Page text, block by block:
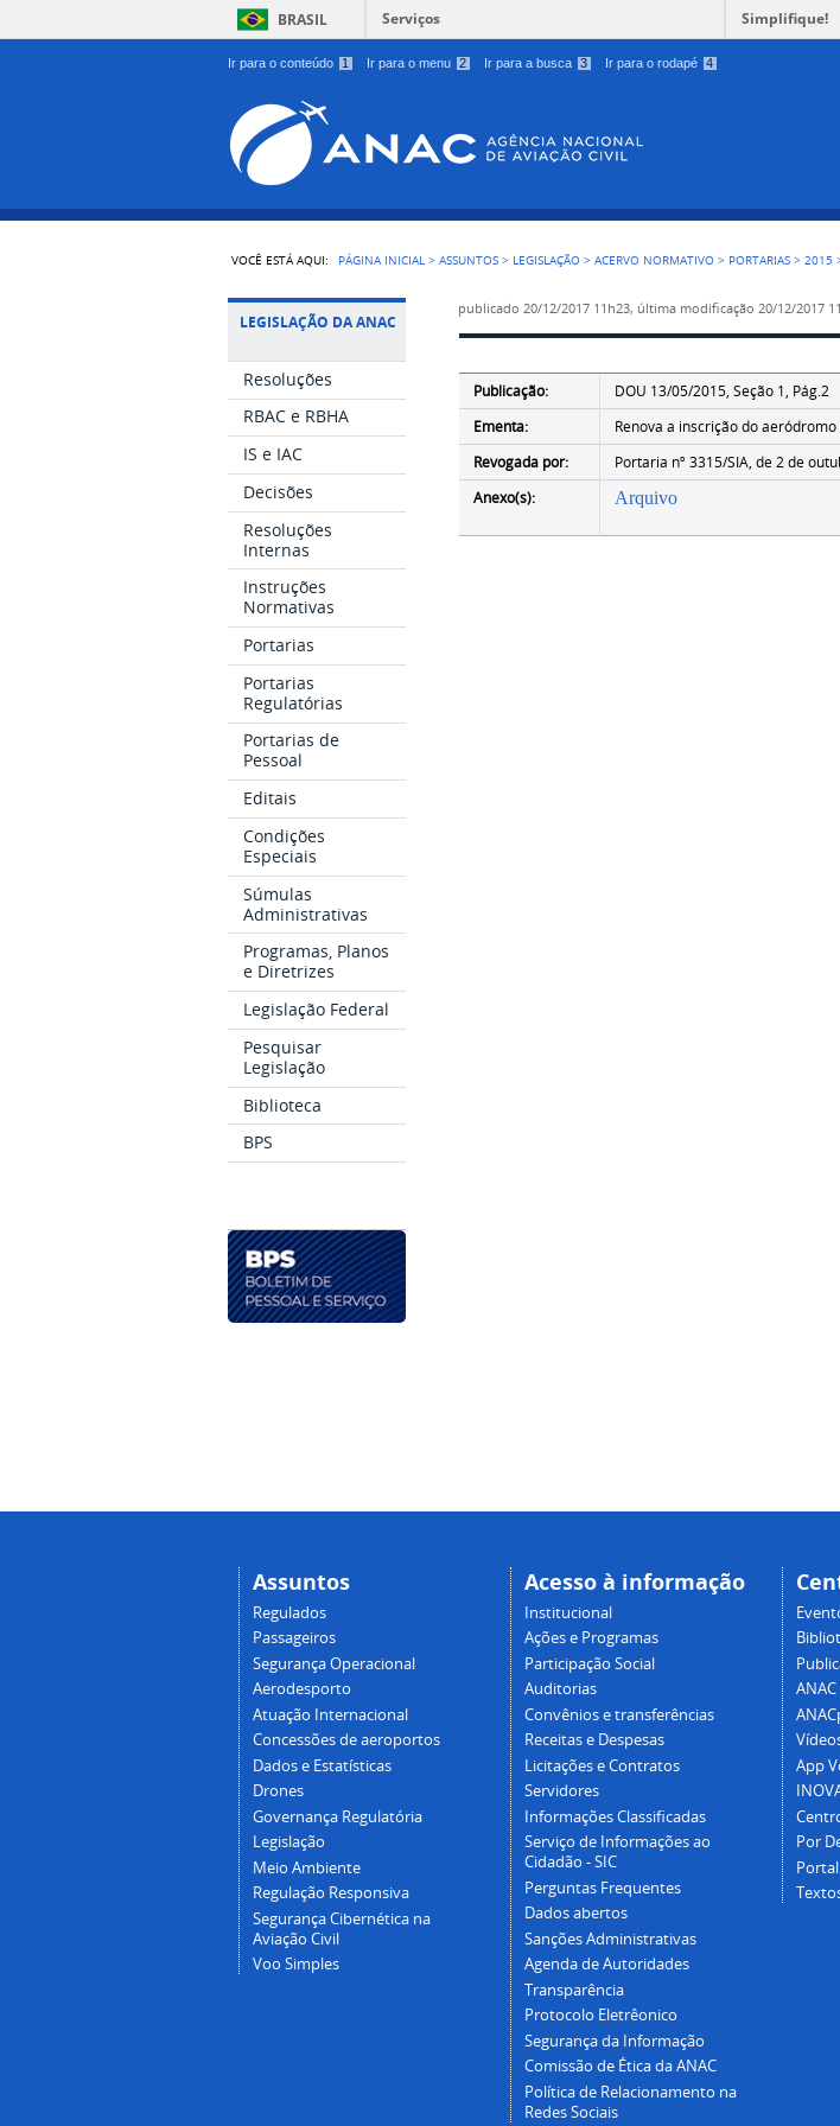
Ir para o conteúdo 1 Ir para o menu 2 Ir para a busca 3 Ir para o rodapé 4
BRASIL Serviços Simplifique!
VOCÊ ESTÁ AQUI: PÁGINA INICIAL >ASSUNTOS > LEGISLAÇÃO >ACERVO NORMATIVO > PORTARIAS >2015
LEGISLAÇÃO DA ANAC
Resoluções
RBAC e RBHA
IS e IAC
Decisões
Resoluções
Internas
Instruções
Normativas
Portarias
Portarias
Regulatórias
Portarias de
Pessoal
Editais
Condições
Especiais
Súmulas
Administrativas
Programas, Planos
e Diretrizes
Legislação Federal
Pesquisar
Legislação
Biblioteca
BPS
publicado 20/12/2017 11h23, última modificação 20/12/2017
Publicação:
DOU 13/05/2015, Seção 1, Pág.2
Ementa:
Renova a inscrição do
Revogada por:
Portaria nº 3315/SIA, de 2 de
Anexo(s):
Arquivo
Assuntos
Regulados
Passageiros
Segurança Operacional
Aerodesporto
Atuação Internacional
Concessões de aeroportos
Dados e Estatísticas
Drones
Governança Regulatória
Legislação
Meio Ambiente
Regulação Responsiva
Segurança Cibernética na
Aviação Civil
Voo Simples
Acesso à informação
Institucional
Ações e Programas
Participação Social
Auditorias
Convênios e transferências
Receitas e Despesas
Licitações e Contratos
Servidores
Informações Classificadas
Serviço de Informações ao
Cidadão - SIC
Perguntas Frequentes
Dados abertos
Sanções Administrativas
Agenda de Autoridades
Transparência
Protocolo Eletrêonico
Segurança da Informação
Comissão de Ética da ANAC
Política de Relacionamento na
Redes Sociais
App
Por